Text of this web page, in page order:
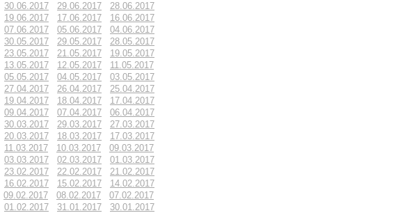
30.06.2017 29.06.2017
28.06.2017
19.06.2017 17.06.2017
16.06.2017
07.06.2017 05.06.2017
04.06.2017
30.05.2017 29.05.2017
28.05.2017
23.05.2017 21.05.2017
19.05.2017
13.05.2017 12.05.2017
11.05.2017
05.05.2017 04.05.2017
03.05.2017
27.04.2017 26.04.2017
25.04.2017
19.04.2017 18.04.2017
17.04.2017
09.04.2017 07.04.2017
06.04.2017
30.03.2017 29.03.2017
27.03.2017
20.03.2017 18.03.2017
17.03.2017
11.03.2017 10.03.2017
09.03.2017
03.03.2017 02.03.2017
01.03.2017
23.02.2017 22.02.2017
21.02.2017
16.02.2017 15.02.2017
14.02.2017
09.02.2017 08.02.2017
07.02.2017
01.02.2017 31.01.2017
30.01.2017